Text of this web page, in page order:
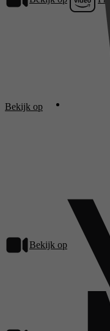
Bekijk op
Bekijk op